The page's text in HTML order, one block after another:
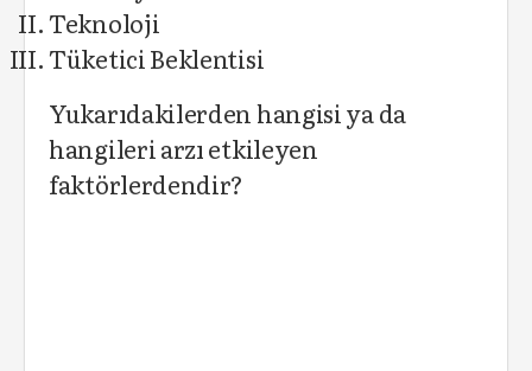
Teknoloji
Tüketici Beklentisi
Yukarıdakilerden hangisi ya da
hangileri arzı etkileyen
faktörlerdendir?